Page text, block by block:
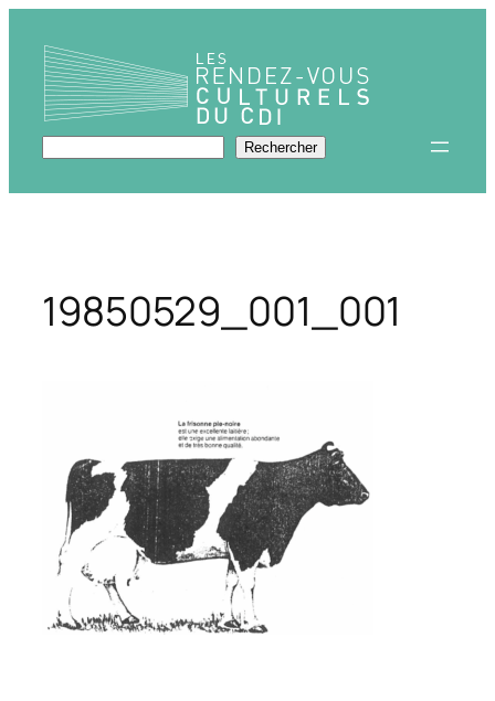
contenu
Rechercher Rechercher
19850529_001_001